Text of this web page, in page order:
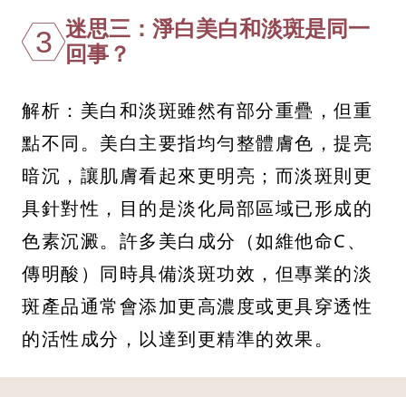
3 迷思三：淨白美白和淡斑是同一
回事？
解析：美白和淡斑雖然有部分重疊，但重
點不同。美白主要指均勻整體膚色，提亮
暗沉，讓肌膚看起來更明亮；而淡斑則更
具針對性，目的是淡化局部區域已形成的
色素沉澱。許多美白成分（如維他命C、
傳明酸）同時具備淡斑功效，但專業的淡
斑產品通常會添加更高濃度或更具穿透性
的活性成分，以達到更精準的效果。